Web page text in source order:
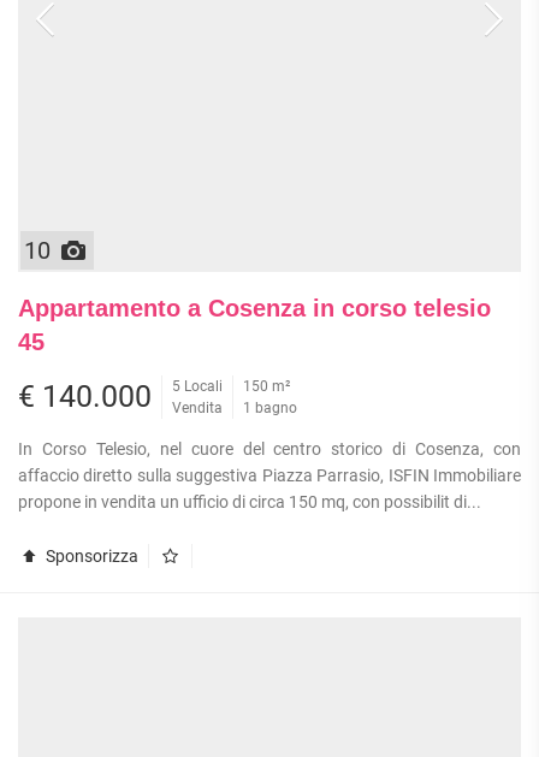
10
Appartamento a Cosenza in corso telesio
45
€ 140.000
5 Locali
Vendita
150 m²
1 bagno
In Corso Telesio, nel cuore del centro storico di Cosenza, con
affaccio diretto sulla suggestiva Piazza Parrasio, ISFIN Immobiliare
propone in vendita un ufficio di circa 150 mq, con possibilit di...
Sponsorizza